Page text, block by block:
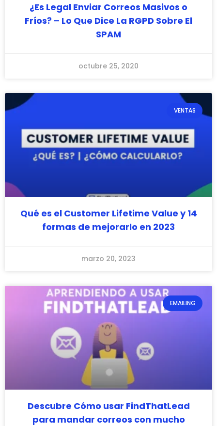
¿Es Legal Enviar Correos Masivos o
Fríos? – Lo Que Dice La RGPD Sobre El
SPAM
octubre 25, 2020
VENTAS
Qué es el Customer Lifetime Value y 14
formas de mejorarlo en 2023
marzo 20, 2023
EMAILING
Descubre Cómo usar FindThatLead
para mandar correos con mucho